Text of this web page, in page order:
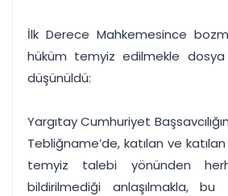
İlk Derece Mahkemesince
hüküm temyiz edilmekle
düşünüldü:
Yargıtay Cumhuriyet
Tebliğname’de, katılan ve
temyiz talebi yönünden
bildirilmediği anlaşılmakla,